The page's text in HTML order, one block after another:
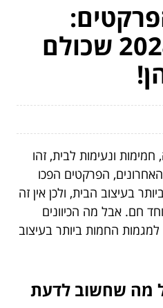
המגמות ל-2024 שכולם
ונעימות לבית, זהו
הפרקטים הפכו
בעיצוב הבית, ולכן אין זה
חם. אבל מה הכיוונים
למגמות החמות ביותר בעיצוב
מה שחשוב לדעת